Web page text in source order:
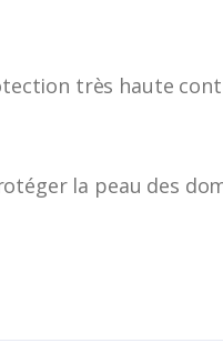
très haute
la peau des